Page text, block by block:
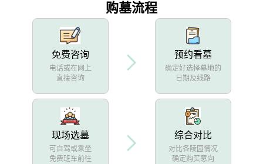
购墓流程
免费咨询
电话或在网上
直接咨询
预约看墓
确定好选择墓地的
日期及线路
现场选墓
可自驾或乘坐
免费班车前往
综合对比
对比各陵园情况
确定购买意向